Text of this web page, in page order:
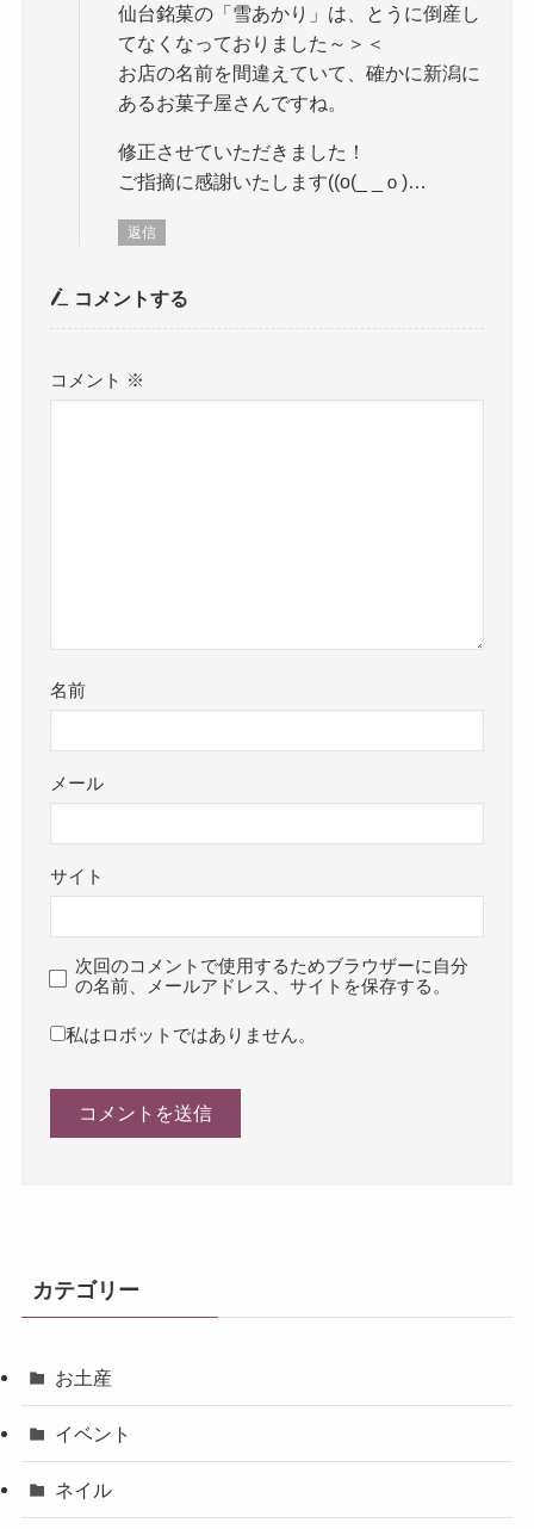
仙台銘菓の「雪あかり」は、とうに倒産し
てなくなっておりました～＞＜
お店の名前を間違えていて、確かに新潟に
あるお菓子屋さんですね。
修正させていただきました！
ご指摘に感謝いたします((o(_ _ｏ)…
返信
コメントする
コメント ※
名前
メール
サイト
次回のコメントで使用するためブラウザーに自分
の名前、メールアドレス、サイトを保存する。
私はロボットではありません。
カテゴリー
お土産
イベント
ネイル